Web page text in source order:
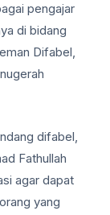
pengajar
di bidang
Difabel,
difabel,
Fathullah
agar dapat
yang